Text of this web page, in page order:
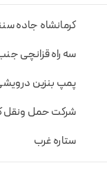
کرمانشاه جاده
سه راه قزانچی
پمپ بنزین
شرکت حمل ونقل
ستاره غرب